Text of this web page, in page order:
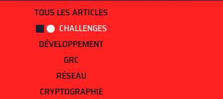
TOUS LES ARTICLES
CHALLENGES
DÉVELOPPEMENT
GRC
RÉSEAU
CRYPTOGRAPHIE